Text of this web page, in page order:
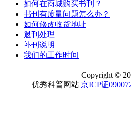
如何在商城购买书刊？
书刊有质量问题怎么办？
如何修改收货地址
退刊处理
补刊说明
我们的工作时间
Copyright ©
优秀科普网站 京ICP证